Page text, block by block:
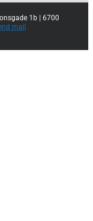
1b | 6700
mail